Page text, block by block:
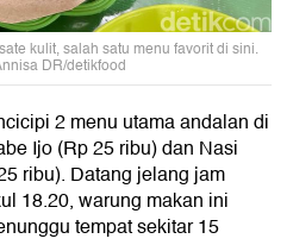
kulit, salah satu menu favorit di sini.
DR/detikfood
2 menu utama andalan di
Ijo (Rp 25 ribu) dan Nasi
ribu). Datang jelang jam
18.20, warung makan ini
tempat sekitar 15